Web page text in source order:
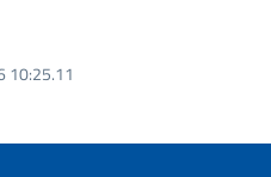
10:25.11